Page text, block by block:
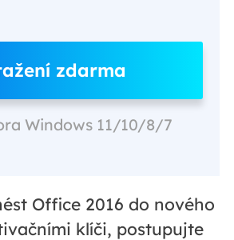
zdarma
Windows 11/10/8/7
Office 2016 do nového
klíči, postupujte